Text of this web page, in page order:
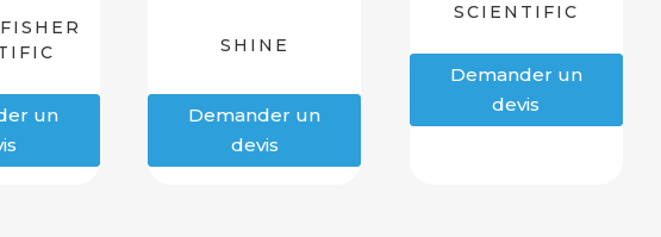
un
SHINE
Demander un
devis
SCIENTIFIC
Demander un
devis